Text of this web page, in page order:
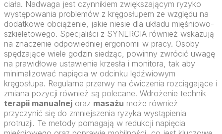
ciała. Nadwaga jest czynnikiem zwiększającym ryzyko
występowania problemów z kręgosłupem ze względu na
dodatkowe obciążenie, jakie niesie dla układu mięśniowo-
szkieletowego. Specjaliści z SYNERGIA również wskazują
na znaczenie odpowiedniej ergonomii w pracy. Osoby
spędzające wiele godzin siedząc, powinny zwrócić uwagę
na prawidłowe ustawienie krzesła i monitora, tak aby
minimalizować napięcia w odcinku lędźwiowym
kręgosłupa. Regularne przerwy na ćwiczenia rozciągające i
zmiana pozycji również są polecane. Wdrożenie technik
terapii manualnej oraz masażu może również
przyczynić się do zmniejszenia ryzyka wystąpienia
protruzji. Te metody pomagają w redukcji napięcia